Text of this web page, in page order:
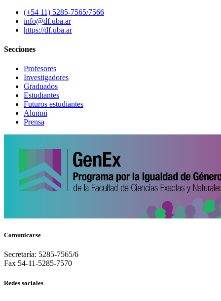
(+54 11) 5285-7565/7566
info@df.uba.ar
https://df.uba.ar
Secciones
Profesores
Investigadores
Graduados
Estudiantes
Futuros estudiantes
Alumni
Prensa
Comunicarse
Secretaría: 5285-7565/6
Fax 54-11-5285-7570
Redes sociales